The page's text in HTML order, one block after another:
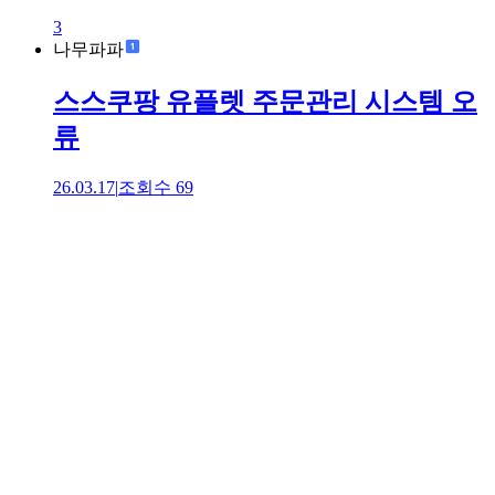
3
나무파파
스스쿠팡 유플렛 주문관리 시스템 오
류
26.03.17|조회수 69